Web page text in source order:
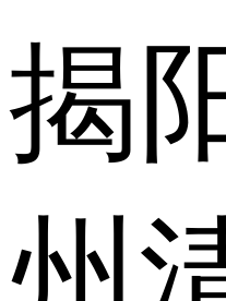
揭